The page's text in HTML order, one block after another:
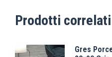
Prodotti correlati
Gres